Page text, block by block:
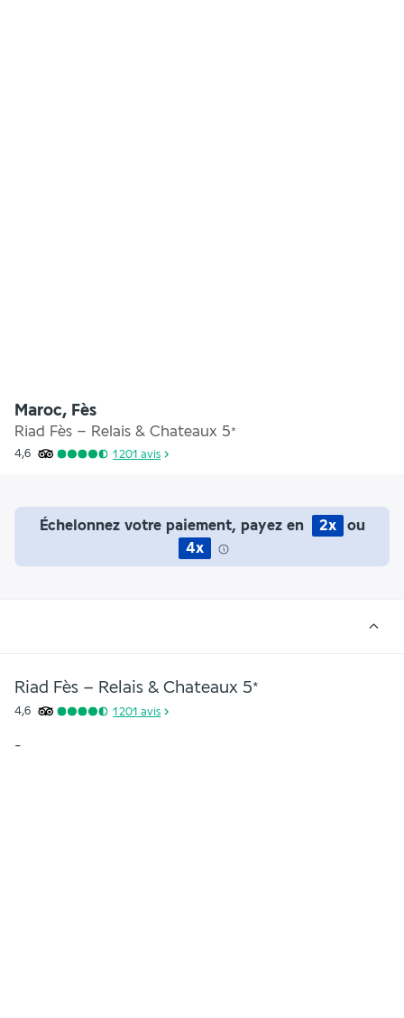
Maroc, Fès
Riad Fès – Relais & Chateaux 5*
4,6 1 201 avis
Échelonnez votre paiement, payez en 2x
ou
4x
Riad Fès – Relais & Chateaux 5*
4,6 1 201 avis
-